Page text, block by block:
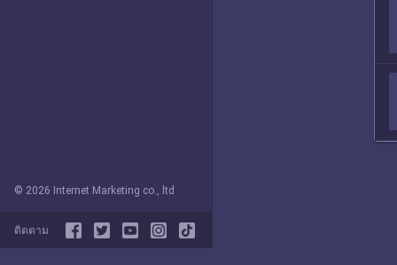
© 2026 Internet Marketing co., ltd
ติดตาม